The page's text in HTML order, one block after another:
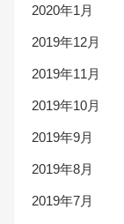
2020年1月
2019年12月
2019年11月
2019年10月
2019年9月
2019年8月
2019年7月